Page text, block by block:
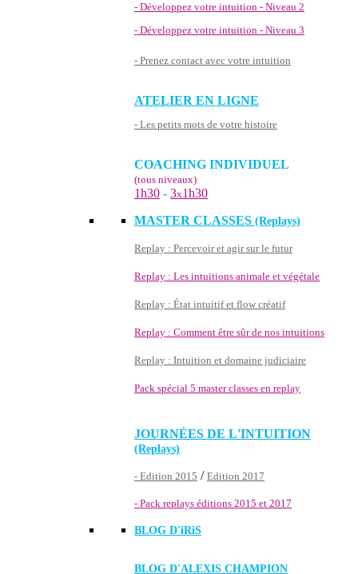
- Développez votre intuition - Niveau 2
- Développez votre intuition - Niveau 3
- Prenez contact avec votre intuition
ATELIER EN LIGNE
- Les petits mots de votre histoire
COACHING INDIVIDUEL
(tous niveaux)
1h30 - 3x1h30
MASTER CLASSES (Replays)
Replay : Percevoir et agir sur le futur
Replay : Les intuitions animale et végétale
Replay : État intuitif et flow créatif
Replay : Comment être sûr de nos intuitions
Replay : Intuition et domaine judiciaire
Pack spécial 5 master classes en replay
JOURNÉES DE L'INTUITION
(Replays)
- Edition 2015 / Edition 2017
- Pack replays éditions 2015 et 2017
BLOG D'iRiS
BLOG D'ALEXIS CHAMPION